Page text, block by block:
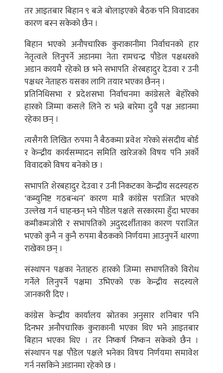
तर आइतबार बिहान ९ बजे बोलाइएको बैठक पनि विवादका
कारण बस्न सकेको छैन ।
बिहान भएको अनौपचारिक कुराकानीमा निर्वाचनको हार
नेतृत्वले लिनुपर्ने अडानमा नेता रामचन्द्र पौडेल पक्षधरको
अडान कायमै रहेको छ भने सभापति शेरबहादुर देउवा र उनी
पक्षधर नेताहरु यसका लागि तयार भएका छैनन् ।
प्रतिनिधिसभा र प्रदेशसभा निर्वाचनमा कांग्रेसले बेहोरेको
हारको जिम्मा कसले लिने रु भन्ने बारेमा दुवै पक्ष अडानमा
रहेका छन् ।
त्यसैगरी लिखित रुपमा नै बैठकमा प्रवेश गरेको संसदीय बोर्ड
र केन्द्रीय कार्यसम्पादन समिति खारेजको विषय पनि अर्को
विवादको विषय बनेको छ ।
सभापति शेरबहादुर देउवा र उनी निकटका केन्द्रीय सदस्यहरु
‘कम्युनिष्ट गठबन्धन’ कारण मात्रै कांग्रेस पराजित भएको
उल्लेख गर्न चाहन्छन् भने पौडेल पक्षले सरकारमा हुँदा भएका
कमीकमजोरी र सभापतिको अदुरदर्शीताका कारण पराजित
भएको कुनै न कुनै रुपमा बैठकको निर्णयमा आउनुपर्ने धारणा
राखेका छन् ।
संस्थापन पक्षका नेताहरु हारको जिम्मा सभापतिको विरोध
गर्नेले लिनुपर्ने पक्षमा उभिएको एक केन्द्रीय सदस्यले
जानकारी दिए ।
कांग्रेस केन्द्रीय कार्यालय स्रोतका अनुसार शनिबार पनि
दिनभर अनौपचारिक कुराकानी भएका थिए भने आइतबार
बिहान भएका थिए । तर निष्कर्ष निष्कन सकेको छैन ।
संस्थापन पक्ष पौडेल पक्षले भनेका विषय निर्णयमा समावेश
गर्न नसकिने अडानमा रहेको छ ।